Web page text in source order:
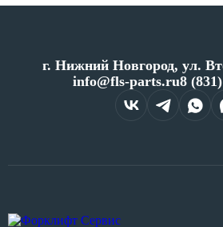
г. Нижний Новгород, ул.
info@fls-parts.ru8